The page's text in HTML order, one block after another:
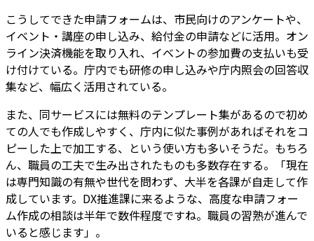
こうしてできた申請フォームは、市民向けのアンケートや、
イベント・講座の申し込み、給付金の申請などに活用。オン
ライン決済機能を取り入れ、イベントの参加費の支払いも受
け付けている。庁内でも研修の申し込みや庁内照会の回答収
集など、幅広く活用されている。
また、同サービスには無料のテンプレート集があるので初め
ての人でも作成しやすく、庁内に似た事例があればそれをコ
ピーした上で加工する、という使い方も多いそうだ。もちろ
ん、職員の工夫で生み出されたものも多数存在する。「現在
は専門知識の有無や世代を問わず、大半を各課が自走して作
成しています。DX推進課に来るような、高度な申請フォー
ム作成の相談は半年で数件程度ですね。職員の習熟が進んで
いると感じます」。